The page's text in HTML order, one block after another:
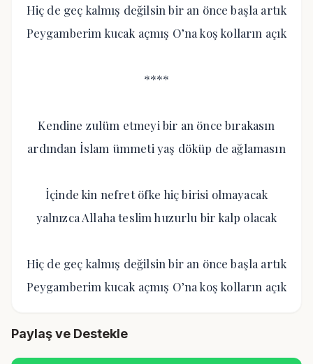
Hiç de geç kalmış değilsin bir an önce başla artık
Peygamberim kucak açmış O’na koş kolların açık
****
Kendine zulüm etmeyi bir an önce bırakasın
ardından İslam ümmeti yaş döküp de ağlamasın
İçinde kin nefret öfke hiç birisi olmayacak
yalnızca Allaha teslim huzurlu bir kalp olacak
Hiç de geç kalmış değilsin bir an önce başla artık
Peygamberim kucak açmış O’na koş kolların açık
Paylaş ve Destekle